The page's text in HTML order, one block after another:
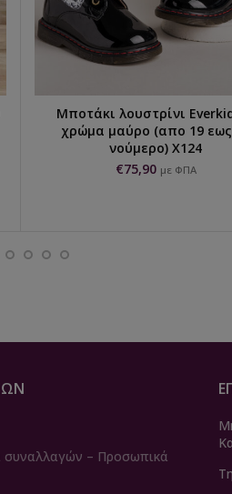
ΠΡΟΣΘΉΚΗ ΣΤΟ ΚΑΛΆΘΙ
Μποτάκι λουστρίνι
χρώμα μαύρο (απο 19
νούμερο) X124
€75,90 με ΦΠΑ
συναλλαγών – Προσωπικά